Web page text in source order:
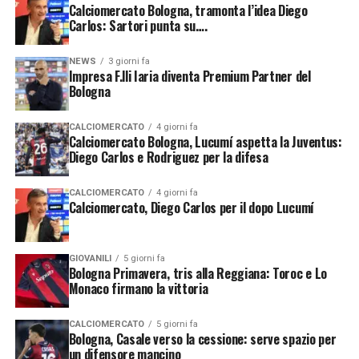
Un legame fondato sui valori del
territorio
Alla base dell’accordo tra il Bologna e Impresa Edile F.lli
Iaria ci sono valori come affidabilità, competenza,
spirito di squadra e senso di appartenenza alla città.
Per una realtà imprenditoriale bolognese, sostenere il
club rossoblù significa legare il proprio nome a uno dei
principali simboli sportivi e sociali del territorio. Allo
stesso tempo, per il Bologna poter contare su partner
locali rappresenta un elemento importante per
consolidare il rapporto con il tessuto economico della
città.
Luca e Giovanni Iaria, titolari dell’azienda, hanno
espresso grande soddisfazione per il rinnovo. I due
imprenditori hanno sottolineato l’orgoglio di poter
Calciomercato Bologna, tramonta l’idea Diego
Carlos: Sartori punta su….
NEWS 3 giorni fa
Impresa F.lli Iaria diventa Premium Partner del
Bologna
CALCIOMERCATO 4 giorni fa
Calciomercato Bologna, Lucumí aspetta la Juventus:
Diego Carlos e Rodriguez per la difesa
CALCIOMERCATO 4 giorni fa
Calciomercato, Diego Carlos per il dopo Lucumí
GIOVANILI 5 giorni fa
Bologna Primavera, tris alla Reggiana: Toroc e Lo
Monaco firmano la vittoria
CALCIOMERCATO 5 giorni fa
Bologna, Casale verso la cessione: serve spazio per
un difensore mancino